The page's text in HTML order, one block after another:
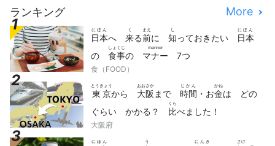
ランキング More
日本
にほん
へ 来
く
る前
まえ
に 知
し
っておきたい 日本
にほん
の 食事
しょくじ
の マナー
manner
7つ
食（FOOD）
東京
とうきょう
から 大阪
おおさか
まで 時間
じかん
・お金
かね
は どの
ぐらい かかる？ 比
くら
べました！
大阪府
にほん う にんき さけ